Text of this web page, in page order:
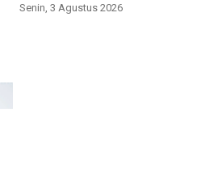
Senin, 3 Agustus 2026